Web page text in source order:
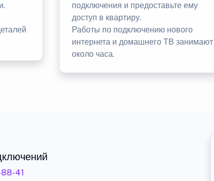
подключения и предоставьте ему
доступ в квартиру.
Работы по подключению нового
интернета и домашнего ТВ занимают
около часа.
41